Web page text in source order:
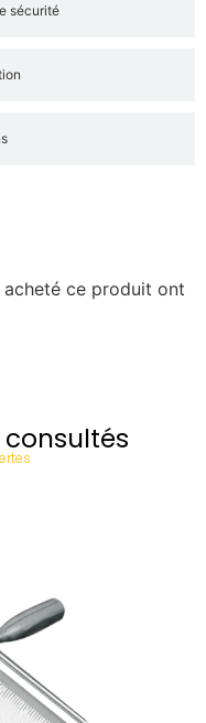
sécurité
acheté ce produit ont